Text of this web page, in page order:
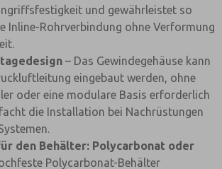
und gewährleistet so
Inline-Rohrverbindung ohne Verformung
– Das Gewindegehäuse kann
eingebaut werden, ohne
oder eine modulare Basis erforderlich
die Installation bei Nachrüstungen
den Behälter: Polycarbonat oder
Polycarbonat-Behälter